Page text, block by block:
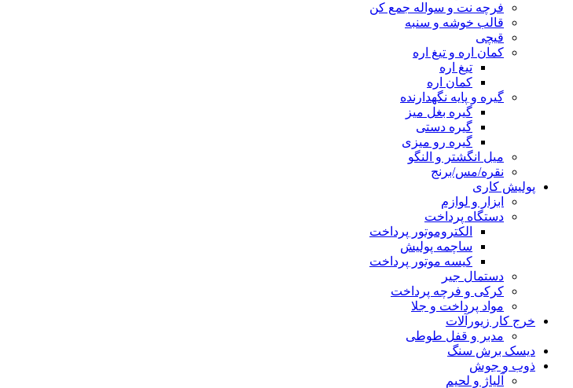
فرچه نت و سواله جمع کن
قالب خوشه و سنبه
قیچی
کمان اره و تیغ اره
تیغ اره
کمان اره
گیره و پایه نگهدارنده
گیره بغل میز
گیره دستی
گیره رو میزی
میل انگشتر و النگو
نقره/مس/برنج
پولیش کاری
ابزار و لوازم
دستگاه پرداخت
الکتروموتور پرداخت
ساچمه پولیش
کیسه موتور پرداخت
دستمال جیر
کرکی و فرچه پرداخت
مواد پرداخت و جلا
خرج کار زیورآلات
مدبر و قفل طوطی
دیسک برش سنگ
ذوب و جوش
آلیاژ و لحیم